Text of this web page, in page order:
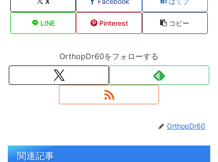
LINE Pinterest コピー
OrthopDr60をフォローする
OrthopDr60
関連記事